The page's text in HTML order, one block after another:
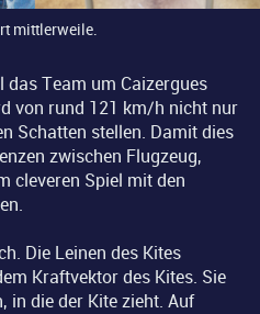
mittlerweile.
das Team um Caizergues
von rund 121 km/h nicht nur
Schatten stellen. Damit dies
zwischen Flugzeug,
cleveren Spiel mit den
Die Leinen des Kites
Kraftvektor des Kites. Sie
in die der Kite zieht. Auf